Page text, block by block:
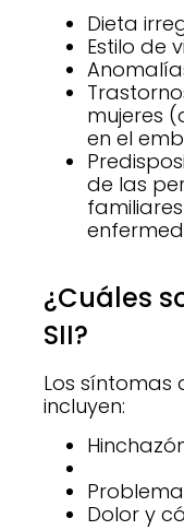
Dieta
Estilo de
mujeres
en el
de las
¿Cuáles
SII?
Los síntomas
incluyen:
Dolor y